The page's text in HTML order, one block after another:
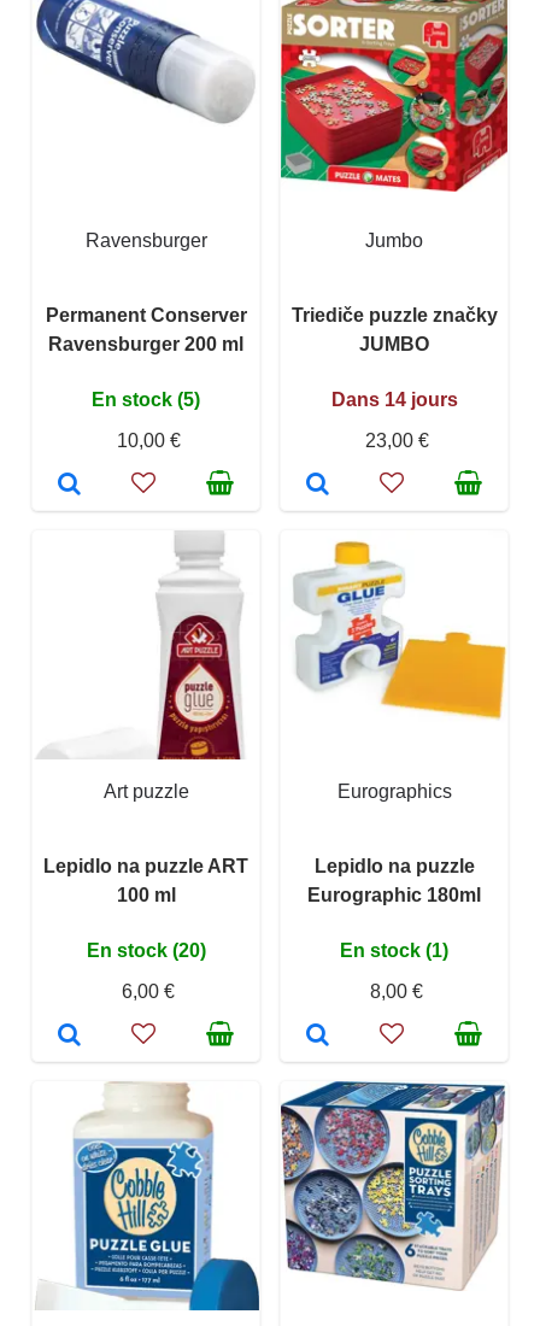
Ravensburger
Permanent Conserver
Ravensburger 200 ml
En stock (5)
10,00 €
Jumbo
Triediče puzzle značky
JUMBO
Dans 14 jours
23,00 €
Art puzzle
Lepidlo na puzzle ART
100 ml
En stock (20)
6,00 €
Eurographics
Lepidlo na puzzle
Eurographic 180ml
En stock (1)
8,00 €